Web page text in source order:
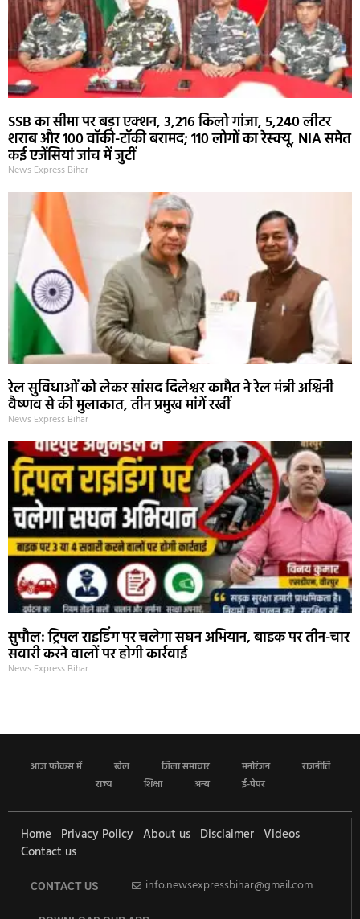
SSB का सीमा पर बड़ा एक्शन, 3,216 किलो गांजा, 5,240 लीटर
शराब और 100 वॉकी-टॉकी बरामद; 110 लोगों का रेस्क्यू, NIA समेत
कई एजेंसियां जांच में जुटीं
News Express Bihar
रेल सुविधाओं को लेकर सांसद दिलेश्वर कामैत ने रेल मंत्री अश्विनी
वैष्णव से की मुलाकात, तीन प्रमुख मांगें रखीं
News Express Bihar
सुपौल: ट्रिपल राइडिंग पर चलेगा सघन अभियान, बाइक पर तीन-चार
सवारी करने वालों पर होगी कार्रवाई
News Express Bihar
आज फोकस में खेल जिला समाचार मनोरंजन
राजनीति
राज्य
शिक्षा अन्य ई-पेपर
Home Privacy Policy About us Disclaimer Videos
Contact us
CONTACT US info.newsexpressbihar@gmail.com